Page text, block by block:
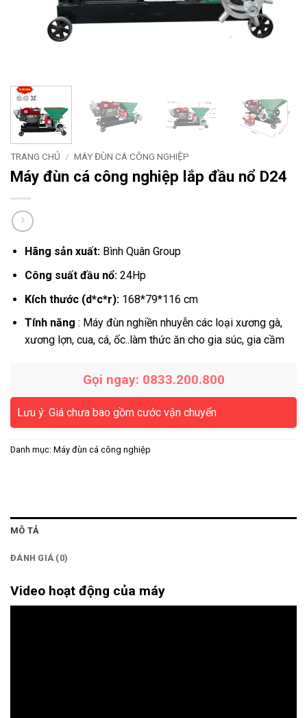
TRANG CHỦ / MÁY ĐÙN CÁ CÔNG NGHIỆP
Máy đùn cá công nghiệp lắp đầu nổ D24
Hãng sản xuất: Bình Quân Group
Công suất đầu nổ: 24Hp
Kích thước (d*c*r): 168*79*116 cm
Tính năng : Máy đùn nghiền nhuyễn các loại xương gà,
xương lợn, cua, cá, ốc..làm thức ăn cho gia súc, gia cầm
Gọi ngay: 0833.200.800
Lưu ý: Giá chưa bao gồm cước vận chuyển
Danh mục: Máy đùn cá công nghiệp
MÔ TẢ
ĐÁNH GIÁ (0)
Video hoạt động của máy